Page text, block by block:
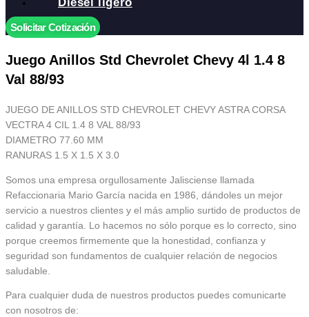
Diésel ligero
Solicitar Cotización
Juego Anillos Std Chevrolet Chevy 4l 1.4 8
Val 88/93
JUEGO DE ANILLOS STD CHEVROLET CHEVY ASTRA CORSA
VECTRA 4 CIL 1.4 8 VAL 88/93
DIAMETRO 77.60 MM
RANURAS 1.5 X 1.5 X 3.0
Somos una empresa orgullosamente Jalisciense llamada
Refaccionaria Mario García nacida en 1986, dándoles un mejor
servicio a nuestros clientes y el más amplio surtido de productos de
calidad y garantía. Lo hacemos no sólo porque es lo correcto, sino
porque creemos firmemente que la honestidad, confianza y
seguridad son fundamentos de cualquier relación de negocios
saludable.
Para cualquier duda de nuestros productos puedes comunicarte
con nosotros de: